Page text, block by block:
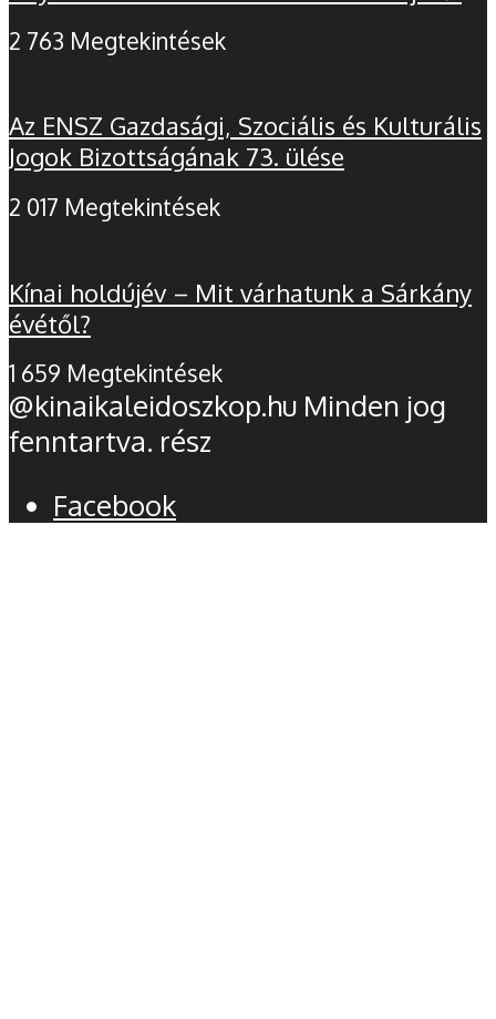
2 763 Megtekintések
Az ENSZ Gazdasági, Szociális és Kulturális
Jogok Bizottságának 73. ülése
2 017 Megtekintések
Kínai holdújév – Mit várhatunk a Sárkány
évétől?
1 659 Megtekintések
@kinaikaleidoszkop.hu Minden jog
fenntartva. rész
Facebook